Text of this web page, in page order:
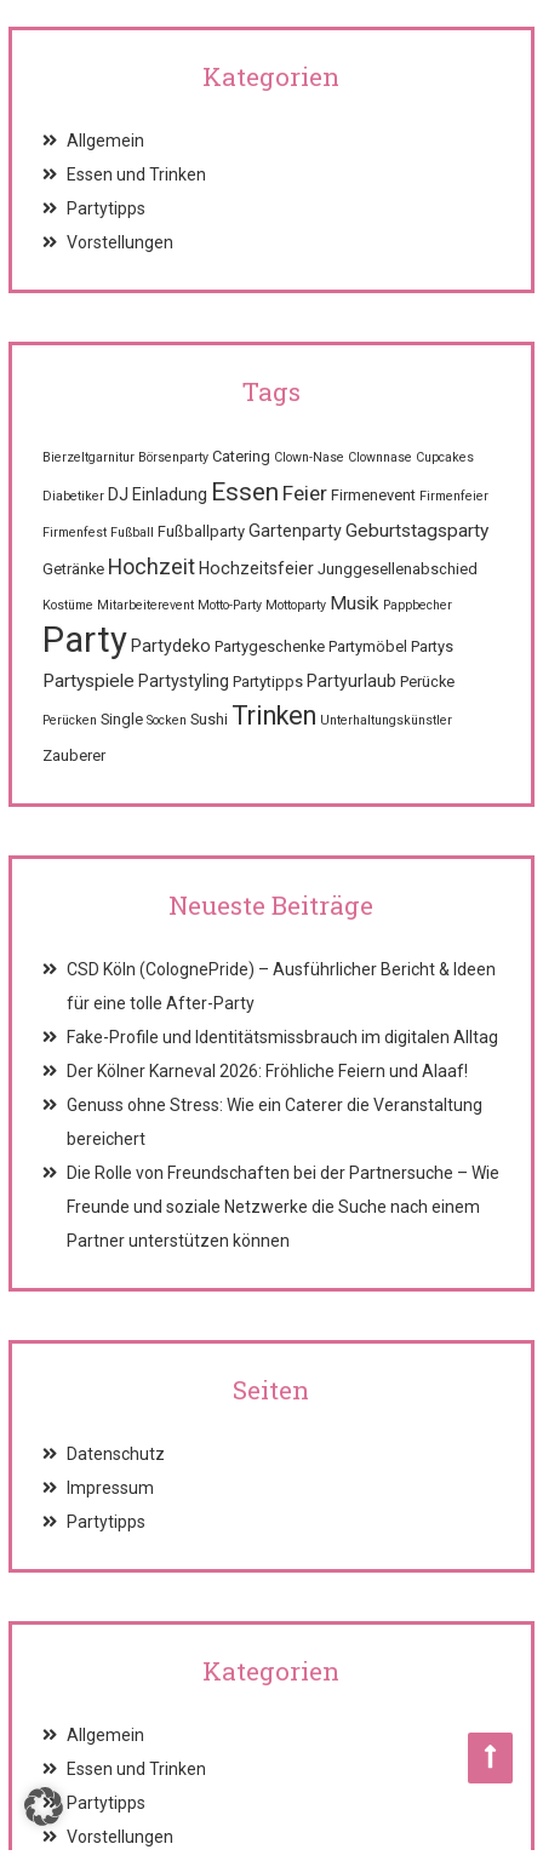
Kategorien
Allgemein
Essen und Trinken
Partytipps
Vorstellungen
Tags
Bierzeltgarnitur Börsenparty Catering Clown-Nase Clownnase Cupcakes
Diabetiker DJ Einladung Essen Feier Firmenevent Firmenfeier
Firmenfest Fußball Fußballparty Gartenparty Geburtstagsparty
Getränke Hochzeit Hochzeitsfeier Junggesellenabschied
Kostüme Mitarbeiterevent Motto-Party Mottoparty Musik Pappbecher
Party Partydeko Partygeschenke Partymöbel Partys
Partyspiele Partystyling Partytipps Partyurlaub Perücke
Perücken Single Socken Sushi Trinken Unterhaltungskünstler
Zauberer
Neueste Beiträge
CSD Köln (ColognePride) – Ausführlicher Bericht & Ideen
für eine tolle After-Party
Fake-Profile und Identitätsmissbrauch im digitalen Alltag
Der Kölner Karneval 2026: Fröhliche Feiern und Alaaf!
Genuss ohne Stress: Wie ein Caterer die Veranstaltung
bereichert
Die Rolle von Freundschaften bei der Partnersuche – Wie
Freunde und soziale Netzwerke die Suche nach einem
Partner unterstützen können
Seiten
Datenschutz
Impressum
Partytipps
Kategorien
Allgemein
Essen und Trinken
Partytipps
Vorstellungen